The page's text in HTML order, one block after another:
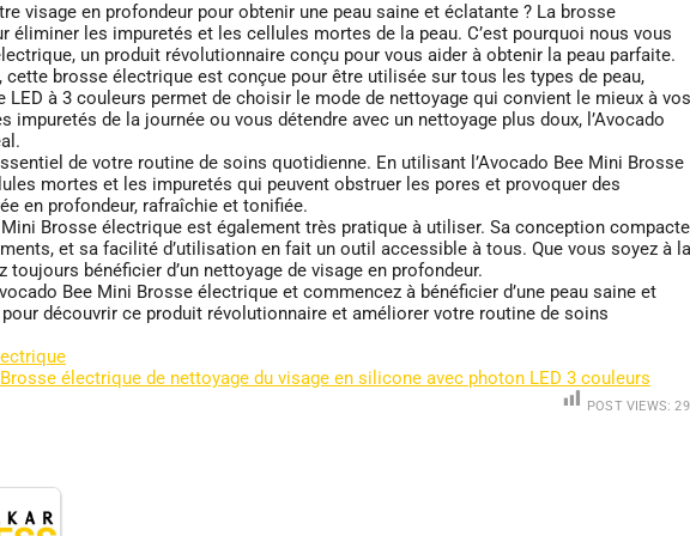
visage en profondeur pour obtenir une peau saine et éclatante ? La brosse
éliminer les impuretés et les cellules mortes de la peau. C’est pourquoi nous vous
un produit révolutionnaire conçu pour vous aider à obtenir la peau parfaite.
brosse électrique est conçue pour être utilisée sur tous les types de peau,
à 3 couleurs permet de choisir le mode de nettoyage qui convient le mieux à vos
impuretés de la journée ou vous détendre avec un nettoyage plus doux, l’Avocado
de votre routine de soins quotidienne. En utilisant l’Avocado Bee Mini Brosse
mortes et les impuretés qui peuvent obstruer les pores et provoquer des
en profondeur, rafraîchie et tonifiée.
Mini Brosse électrique est également très pratique à utiliser. Sa conception compacte
et sa facilité d’utilisation en fait un outil accessible à tous. Que vous soyez à la
bénéficier d’un nettoyage de visage en profondeur.
Bee Mini Brosse électrique et commencez à bénéficier d’une peau saine et
découvrir ce produit révolutionnaire et améliorer votre routine de soins
électrique de nettoyage du visage en silicone avec photon LED 3 couleurs
POST VIEWS: